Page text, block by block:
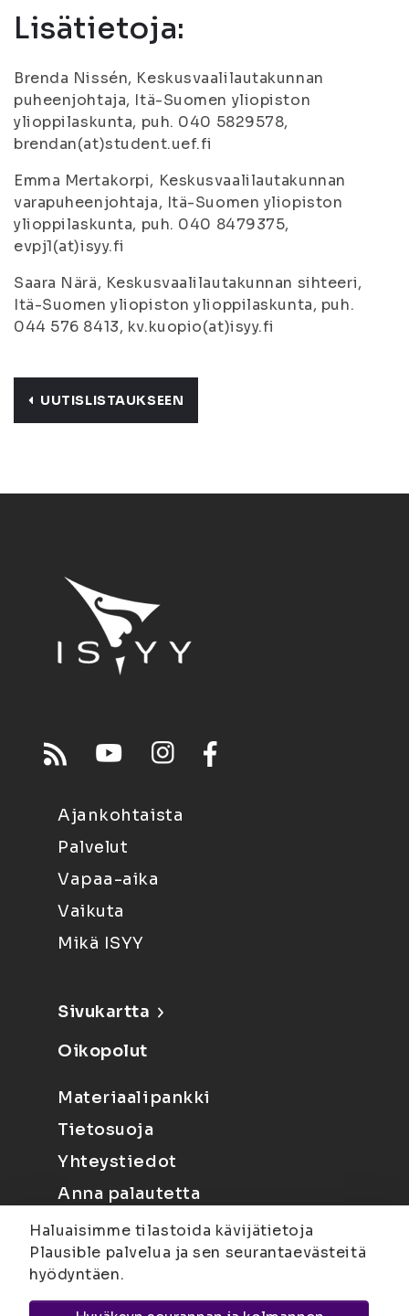
Lisätietoja:
Brenda Nissén, Keskusvaalilautakunnan
puheenjohtaja, Itä-Suomen yliopiston
ylioppilaskunta, puh. 040 5829578,
brendan(at)student.uef.fi
Emma Mertakorpi, Keskusvaalilautakunnan
varapuheenjohtaja, Itä-Suomen yliopiston
ylioppilaskunta, puh. 040 8479375,
evpj1(at)isyy.fi
Saara Närä, Keskusvaalilautakunnan sihteeri,
Itä-Suomen yliopiston ylioppilaskunta, puh.
044 576 8413, kv.kuopio(at)isyy.fi
UUTISLISTAUKSEEN
Ajankohtaista
Palvelut
Vapaa-aika
Vaikuta
Mikä ISYY
Sivukartta
Oikopolut
Materiaalipankki
Tietosuoja
Yhteystiedot
Anna palautetta
Haluaisimme tilastoida kävijätietoja
Plausible palvelua ja sen seurantaevästeitä
hyödyntäen.